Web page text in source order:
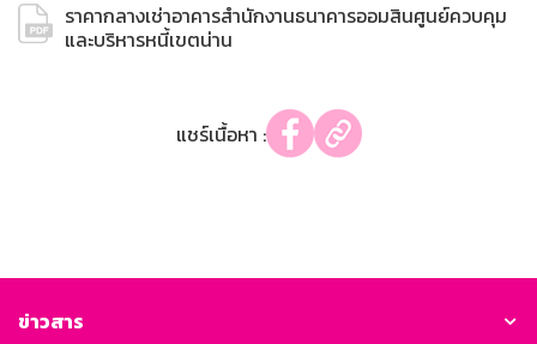
ราคากลางเช่าอาคารสำนักงานธนาคารออมสินศูนย์ควบคุม
และบริหารหนี้เขตน่าน
แชร์เนื้อหา :
ข่าวสาร